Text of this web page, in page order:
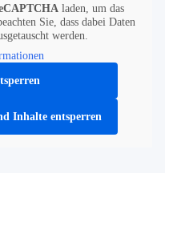
laden, um das
Sie, dass dabei Daten
werden.
Inhalte entsperren